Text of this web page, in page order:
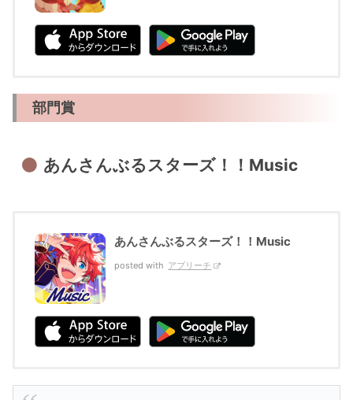
部門賞
あんさんぶるスターズ！！Music
あんさんぶるスターズ！！Music
posted with アプリーチ